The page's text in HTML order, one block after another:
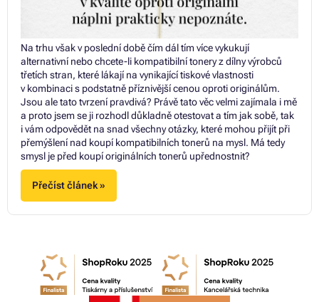
Na trhu však v poslední době čím dál tím více vykukují
alternativní nebo chcete-li kompatibilní tonery z dílny výrobců
třetích stran, které lákají na vynikající tiskové vlastnosti
v kombinaci s podstatně příznivější cenou oproti originálům.
Jsou ale tato tvrzení pravdivá? Právě tato věc velmi zajímala i mě
a proto jsem se ji rozhodl důkladně otestovat a tím jak sobě, tak
i vám odpovědět na snad všechny otázky, které mohou přijít při
přemýšlení nad koupí kompatibilních tonerů na mysl. Má tedy
smysl je před koupí originálních tonerů upřednostnit?
Přečíst článek »